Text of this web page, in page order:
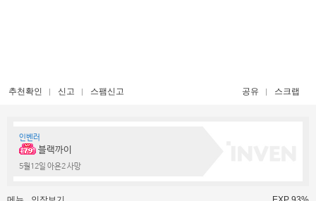
추천확인 신고 스팸신고 공유 스크랩
인벤러
블랙까이
5월12일 아욘2 사망